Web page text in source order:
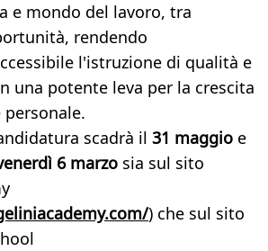
e mondo del lavoro, tra
rendendo
l'istruzione di qualità e
una potente leva per la crescita
personale.
scadrà il 31 maggio e
6 marzo sia sul sito
) che sul sito